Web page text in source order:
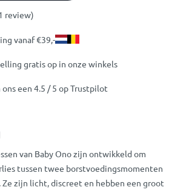
review)
vanaf €39,-
gratis op in onze winkels
een 4.5 / 5 op Trustpilot
van Baby Ono zijn ontwikkeld om
tussen twee borstvoedingsmomenten
Ze zijn licht, discreet en hebben een groot